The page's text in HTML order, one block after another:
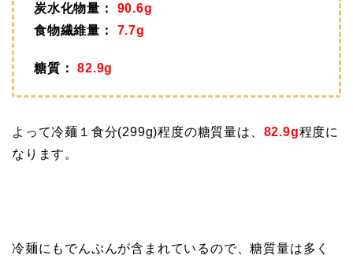
炭水化物量：
90.6g
食物繊維量：
7.7g
糖質： 82.9g
よって冷麺１食分(299g)程度の糖質量は、 82.9g程度に
なります。
冷麺にもでんぷんが含まれているので、糖質量は多く